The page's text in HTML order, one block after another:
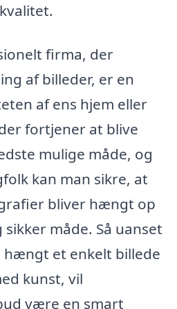
firma, der
af billeder, er en
af ens hjem eller
fortjener at blive
mulige måde, og
kan man sikre, at
bliver hængt op
måde. Så uanset
hængt et enkelt billede
kunst, vil
være en smart